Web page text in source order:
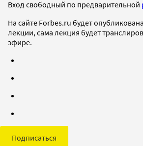
Вход свободный по предварительной
На сайте Forbes.ru будет
лекции, сама лекция будет
эфире.
Подписаться